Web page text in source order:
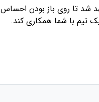
شد تا روی باز بودن
تیم با شما همکاری کند.